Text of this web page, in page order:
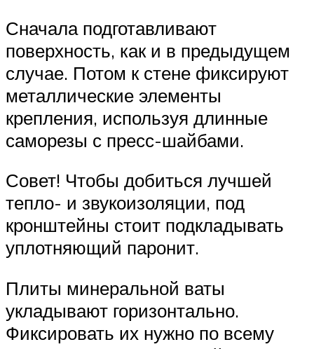
Сначала подготавливают
поверхность, как и в предыдущем
случае. Потом к стене фиксируют
металлические элементы
крепления, используя длинные
саморезы с пресс-шайбами.
Совет! Чтобы добиться лучшей
тепло- и звукоизоляции, под
кронштейны стоит подкладывать
уплотняющий паронит.
Плиты минеральной ваты
укладывают горизонтально.
Фиксировать их нужно по всему